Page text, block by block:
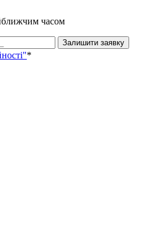
часом
Залишити заявку
*